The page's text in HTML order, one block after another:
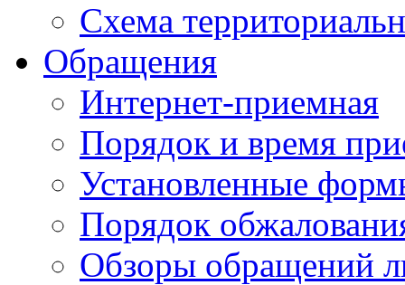
Схема
Обращения
Интернет-приемная
Порядок и время
Установленные
Порядок
Обзоры обращений